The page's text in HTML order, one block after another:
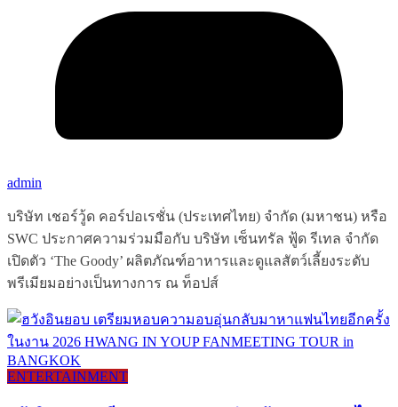
admin
บริษัท เชอร์วู้ด คอร์ปอเรชั่น (ประเทศไทย) จำกัด (มหาชน) หรือ
SWC ประกาศความร่วมมือกับ บริษัท เซ็นทรัล ฟู้ด รีเทล จำกัด
เปิดตัว ‘The Goody’ ผลิตภัณฑ์อาหารและดูแลสัตว์เลี้ยงระดับ
พรีเมียมอย่างเป็นทางการ ณ ท็อปส์
ENTERTAINMENT